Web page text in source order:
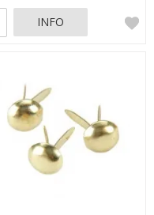
INFO